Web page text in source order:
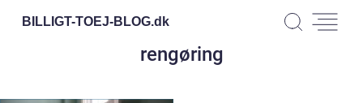
BILLIGT-TOEJ-BLOG.dk
rengøring